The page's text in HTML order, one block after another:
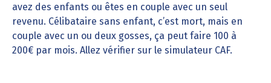
avez des enfants ou êtes en couple avec un seul
revenu. Célibataire sans enfant, c’est mort, mais en
couple avec un ou deux gosses, ça peut faire 100 à
200€ par mois. Allez vérifier sur le simulateur CAF.